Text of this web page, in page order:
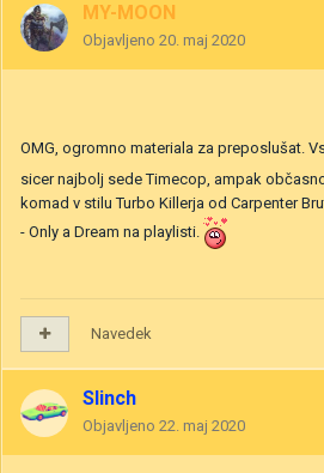
MY-MOON
Objavljeno 20. maj 2020
OMG, ogromno materiala za preposlušat.
sicer najbolj sede Timecop, ampak
komad v stilu Turbo Killerja od Carpenter
- Only a Dream na playlisti.
Navedek
Slinch
Objavljeno 22. maj 2020